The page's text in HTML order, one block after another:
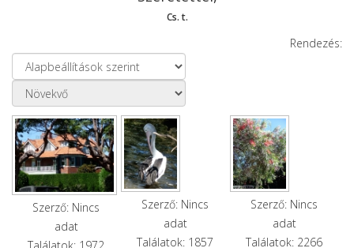
Cs. t.
Rendezés:
Szerző: Nincs
adat
Szerző: Nincs
adat
Találatok: 1857
Szerző: Nincs
adat
Találatok: 2266